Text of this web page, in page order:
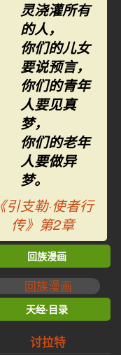
灵浇灌所有
的人，
你们的儿女
要说预言，
你们的青年
人要见真
梦，
你们的老年
人要做异
梦。
《引支勒·使者行
传》第2章
回族漫画
天经·目录
讨拉特